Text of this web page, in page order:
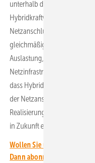
unterhalb der maximal
Hybridkraftwerkes liegt,
Netzanschlussleistung zu
gleichmäßigere
Auslastung, Stabilisierung
Netzinfrastruktur, um nur
dass Hybridkraftwerke ganz
der Netzanschlusspunkte
Realisierung und Nutzung
in Zukunft einen wichtigen
Wollen Sie über die
Dann abonnieren Sie